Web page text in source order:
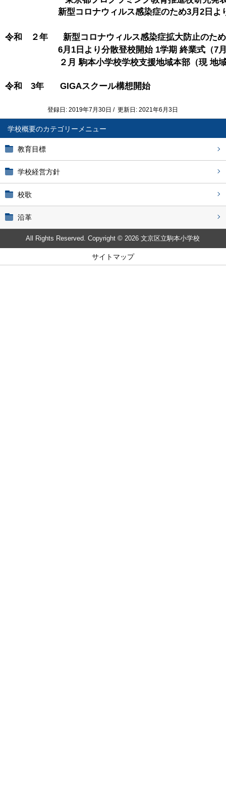
学校概要
教育目標
学校経営方針
校歌
沿革
新型コロナウィルス感染症のため3月2日よ
令和　２年      新型コロナウィルス感染症拡大防止のた
6月1日より分散登校開始 1学期 終業式（7
令和　3年　   GIGAスクール構想開始
登録日: 2019年7月30日 / 更新日: 2021年6月3日
All Rights Reserved. Copyright © 2026 文京区立駒本小学校
サイトマップ